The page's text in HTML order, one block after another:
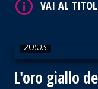
20:03
L'oro giallo
VAI AL TITOLO